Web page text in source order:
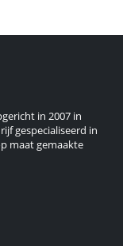
in 2007 in
gespecialiseerd in
maat gemaakte